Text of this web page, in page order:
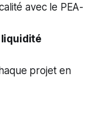
avec le PEA-
liquidité
projet en